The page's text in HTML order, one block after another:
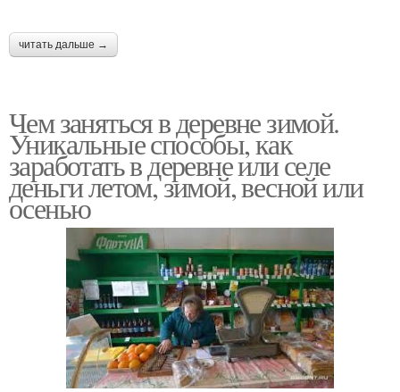
читать дальше →
Чем заняться в деревне зимой.
Уникальные способы, как
заработать в деревне или селе
деньги летом, зимой, весной или
осенью